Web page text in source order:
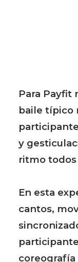
Para Payfit
baile típico
y
ritmo
En esta
cantos,
coreografía